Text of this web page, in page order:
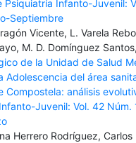
Psiquiatría Infanto-Juvenil:
Septiembre
Vicente, L. Varela
M. D. Domínguez Santos,
de la Unidad de Salud
Adolescencia del área
Compostela: análisis
Juvenil: Vol. 42 Núm.
Herrero Rodríguez, Carlos